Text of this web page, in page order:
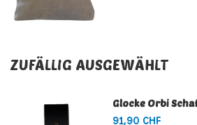
ZUFÄLLIG AUSGEWÄHLT
Glocke Orbi
91,90 CHF